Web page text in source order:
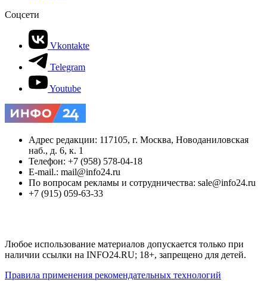
Соцсети
Vkontakte
Telegram
Youtube
Адрес редакции: 117105, г. Москва, Новоданиловская
наб., д. 6, к. 1
Телефон: +7 (958) 578-04-18
E-mail.: mail@info24.ru
По вопросам рекламы и сотрудничества: sale@info24.ru
+7 (915) 059-63-33
Любое использование материалов допускается только при
наличии ссылки на INFO24.RU; 18+, запрещено для детей.
Правила применения рекомендательных технологий